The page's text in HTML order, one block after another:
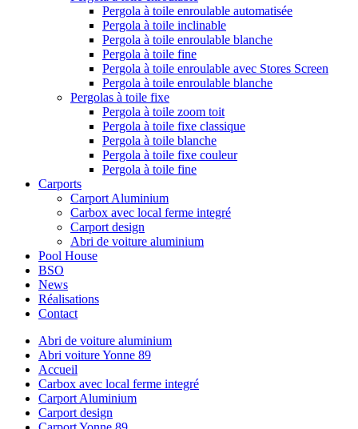
Pergola à toile enroulable automatisée
Pergola à toile inclinable
Pergola à toile enroulable blanche
Pergola à toile fine
Pergola à toile enroulable avec Stores Screen
Pergola à toile enroulable blanche
Pergolas à toile fixe
Pergola à toile zoom toit
Pergola à toile fixe classique
Pergola à toile blanche
Pergola à toile fixe couleur
Pergola à toile fine
Carports
Carport Aluminium
Carbox avec local ferme integré
Carport design
Abri de voiture aluminium
Pool House
BSO
News
Réalisations
Contact
Abri de voiture aluminium
Abri voiture Yonne 89
Accueil
Carbox avec local ferme integré
Carport Aluminium
Carport design